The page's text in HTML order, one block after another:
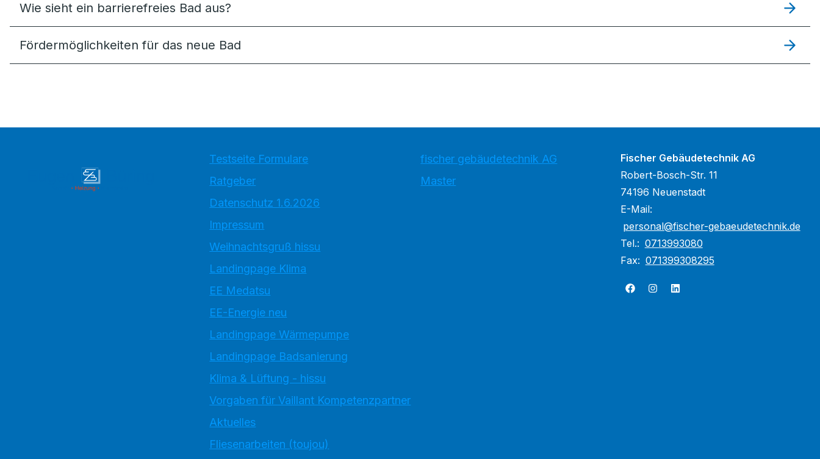
Wie sieht ein barrierefreies Bad aus?
Förder­möglich­keiten für das neue Bad
Testseite Formulare
Ratgeber
Datenschutz 1.6.2026
Impressum
Weihnachtsgruß hissu
Landingpage Klima
EE Medatsu
EE-Energie neu
Landingpage Wärmepumpe
Landingpage Badsanierung
Klima & Lüftung - hissu
Vorgaben für Vaillant Kompetenzpartner
Aktuelles
Fliesenarbeiten (toujou)
fischer gebäudetechnik AG
Master
Fischer Gebäudetechnik AG
Robert-Bosch-Str. 11
74196 Neuenstadt
E-Mail:
personal@fischer-gebaeudetechnik.de
Tel.: 0713993080
Fax: 071399308295